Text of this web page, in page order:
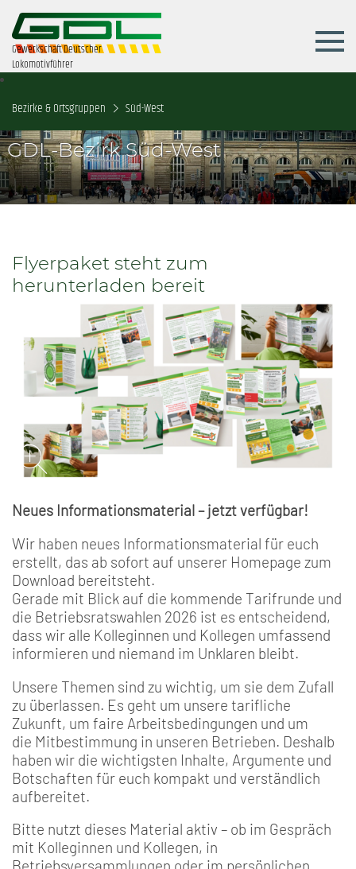
Gewerkschaft Deutscher
Lokomotivführer
Bezirke & Ortsgruppen Süd-West
GDL-Bezirk Süd-West
Flyerpaket steht zum
herunterladen bereit
Neues Informationsmaterial – jetzt verfügbar!
Wir haben neues Informationsmaterial für euch
erstellt, das ab sofort auf unserer Homepage zum
Download bereitsteht.
Gerade mit Blick auf die kommende Tarifrunde und
die Betriebsratswahlen 2026 ist es entscheidend,
dass wir alle Kolleginnen und Kollegen umfassend
informieren und niemand im Unklaren bleibt.
Unsere Themen sind zu wichtig, um sie dem Zufall
zu überlassen. Es geht um unsere tarifliche
Zukunft, um faire Arbeitsbedingungen und um
die Mitbestimmung in unseren Betrieben. Deshalb
haben wir die wichtigsten Inhalte, Argumente und
Botschaften für euch kompakt und verständlich
aufbereitet.
Bitte nutzt dieses Material aktiv – ob im Gespräch
mit Kolleginnen und Kollegen, in